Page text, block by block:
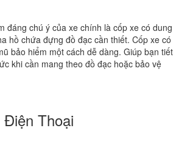
đáng chú ý của xe chính là cốp xe có dung
hồ chứa đựng đồ đạc cần thiết. Cốp xe có
bảo hiểm một cách dễ dàng. Giúp bạn tiết
khi cần mang theo đồ đạc hoặc bảo vệ
Thoại